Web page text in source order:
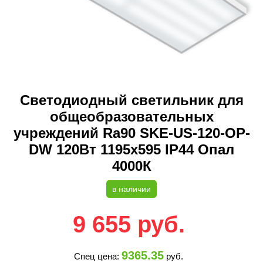
Светодиодный светильник для
общеобразовательных
учреждений Ra90 SKE-US-120-OP-
DW 120Вт 1195х595 IP44 Опал
4000К
в наличии
9 655 руб.
Спец цена: 9365.35 руб.